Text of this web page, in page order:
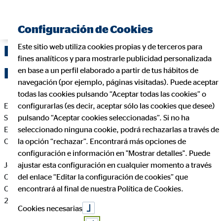
Delegación de OVB Allfinanz
España S.A. en Madrid
En cumplimiento de la Ley 34/2002 de Servicios de la
Sociedad de la Información y de Comercio Electrónico de
España, le informamos que esta página web es propiedad de
OVB Allfinanz España S.A., siendo sus datos identificativos
Jorge Armesto Cofán
Coordinador de Zona para OVB
C. López de Hoyos, 327 2º 2ª
28033 Madrid
Configuración de Cookies
Este sitio web utiliza cookies propias y de terceros para
fines analíticos y para mostrarle publicidad personalizada
en base a un perfil elaborado a partir de tus hábitos de
navegación (por ejemplo, páginas visitadas). Puede aceptar
todas las cookies pulsando “Aceptar todas las cookies” o
configurarlas (es decir, aceptar sólo las cookies que desee)
pulsando “Aceptar cookies seleccionadas”. Si no ha
seleccionado ninguna cookie, podrá rechazarlas a través de
la opción “rechazar”. Encontrará más opciones de
configuración e información en "Mostrar detalles". Puede
ajustar esta configuración en cualquier momento a través
del enlace “Editar la configuración de cookies” que
encontrará al final de nuestra Política de Cookies.
Cookies necesarias